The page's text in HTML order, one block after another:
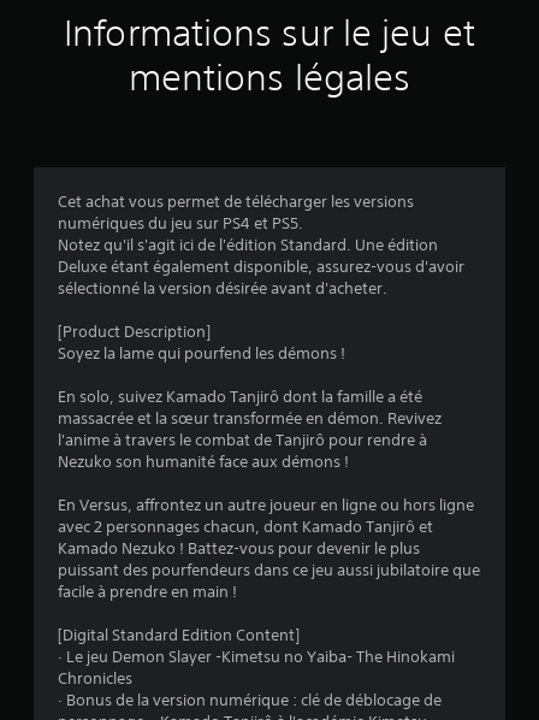
a
s
9
é
t
i
l
Informations sur le jeu et
mentions légales
Cet achat vous permet de télécharger les versions
numériques du jeu sur PS4 et PS5.
Notez qu'il s'agit ici de l'édition Standard. Une édition
Deluxe étant également disponible, assurez-vous d'avoir
sélectionné la version désirée avant d'acheter.
[Product Description]
Soyez la lame qui pourfend les démons !
En solo, suivez Kamado Tanjirô dont la famille a été
massacrée et la sœur transformée en démon. Revivez
l'anime à travers le combat de Tanjirô pour rendre à
Nezuko son humanité face aux démons !
En Versus, affrontez un autre joueur en ligne ou hors ligne
avec 2 personnages chacun, dont Kamado Tanjirô et
Kamado Nezuko ! Battez-vous pour devenir le plus
puissant des pourfendeurs dans ce jeu aussi jubilatoire que
facile à prendre en main !
[Digital Standard Edition Content]
· Le jeu Demon Slayer -Kimetsu no Yaiba- The Hinokami
Chronicles
· Bonus de la version numérique : clé de déblocage de